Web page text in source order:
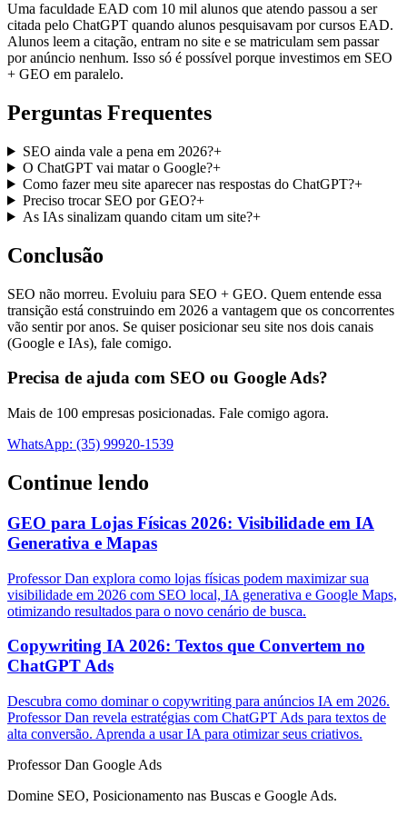
Uma faculdade EAD com 10 mil alunos que atendo passou a ser
citada pelo ChatGPT quando alunos pesquisavam por cursos EAD.
Alunos leem a citação, entram no site e se matriculam sem passar
por anúncio nenhum. Isso só é possível porque investimos em SEO
+ GEO em paralelo.
Perguntas Frequentes
SEO ainda vale a pena em 2026?+
O ChatGPT vai matar o Google?+
Como fazer meu site aparecer nas respostas do ChatGPT?+
Preciso trocar SEO por GEO?+
As IAs sinalizam quando citam um site?+
Conclusão
SEO não morreu. Evoluiu para SEO + GEO. Quem entende essa
transição está construindo em 2026 a vantagem que os concorrentes
vão sentir por anos. Se quiser posicionar seu site nos dois canais
(Google e IAs), fale comigo.
Precisa de ajuda com SEO ou Google Ads?
Mais de 100 empresas posicionadas. Fale comigo agora.
WhatsApp: (35) 99920-1539
Continue lendo
GEO para Lojas Físicas 2026: Visibilidade em IA
Generativa e Mapas
Professor Dan explora como lojas físicas podem maximizar sua
visibilidade em 2026 com SEO local, IA generativa e Google Maps,
otimizando resultados para o novo cenário de busca.
Copywriting IA 2026: Textos que Convertem no
ChatGPT Ads
Descubra como dominar o copywriting para anúncios IA em 2026.
Professor Dan revela estratégias com ChatGPT Ads para textos de
alta conversão. Aprenda a usar IA para otimizar seus criativos.
Professor Dan Google Ads
Domine SEO, Posicionamento nas Buscas e Google Ads.